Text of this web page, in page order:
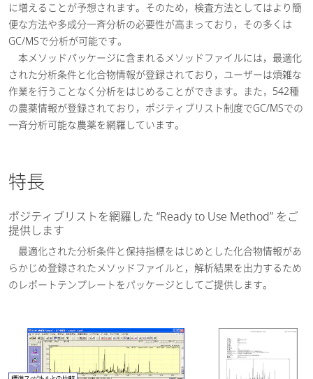
に増えることが予想されます。そのため，検査方法としてはより簡
便な方法や多成分一斉分析の必要性が高まっており，その多くは
GC/MSで分析が可能です。
本メソッドパッケージに含まれるメソッドファイルには，最適化
された分析条件と化合物情報が登録されており，ユーザーは煩雑な
作業を行うことなく分析をはじめることができます。また，542種
の農薬情報が登録されており，ポジティブリスト制度でGC/MSでの
一斉分析可能な農薬を網羅しています。
特長
ポジティブリストを網羅した “Ready to Use Method” をご
提供します
最適化された分析条件と保持指標をはじめとした化合物情報があ
らかじめ登録されたメソッドファイルと，解析結果を出力するため
のレポートテンプレートをパッケージとしてご提供します。